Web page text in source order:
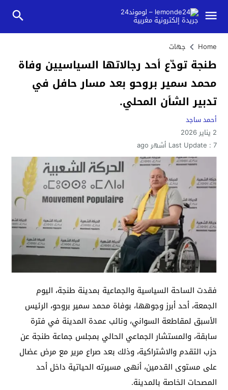
Home جهات
طنجة تودّع أحد رجالاتها السياسيين وفاة
محمد سمير بروحو بعد مسار حافل في
تدبير الشأن المحلي.
أحمد ساجد
2 يناير 2026
Last Update : 7 أشهر ago
فقدت الساحة السياسية والجماعية بمدينة طنجة، اليوم
الجمعة، أحد أبرز وجوهها، بوفاة محمد سمير بروحو، الرئيس
الأسبق لمقاطعة السواني، ونائب عمدة المدينة في فترة
سابقة، والمستشار الجماعي الحالي بمجلس جماعة طنجة عن
حزب التقدم والاشتراكية، وذلك بعد صراع مرير مع مرض عضال
على مستوى القدمين، أنهى مسيرته الحياتية داخل أحد
المصحات الخاصة بالمدينة.